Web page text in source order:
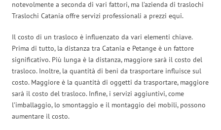
notevolmente a seconda di vari fattori, ma l’azienda di traslochi
Traslochi Catania offre servizi professionali a prezzi equi.
Il costo di un trasloco è influenzato da vari elementi chiave.
Prima di tutto, la distanza tra Catania e Petange è un fattore
significativo. Più lunga è la distanza, maggiore sarà il costo del
trasloco. Inoltre, la quantità di beni da trasportare influisce sul
costo. Maggiore è la quantità di oggetti da trasportare, maggiore
sarà il costo del trasloco. Infine, i servizi aggiuntivi, come
l’imballaggio, lo smontaggio e il montaggio dei mobili, possono
aumentare il costo.